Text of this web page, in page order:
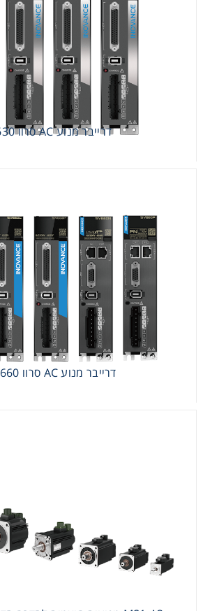
דרייבר מנוע AC סרוו SV630
דרייבר מנוע AC סרוו SV660
דרייבר מנוע AC סרוו SV630
דרייבר מנוע AC סרוו SV660
MS1-A3 מנועים תואמים לסדרת הדרייברים SV660